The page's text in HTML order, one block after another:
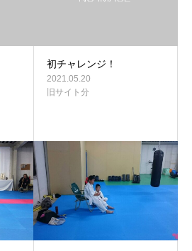
初チャレンジ！
2021.05.20
旧サイト分